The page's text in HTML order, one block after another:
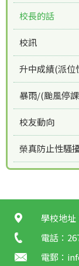
校長的話
校訊
升中成績(派位
暴雨/(颱風停
校友動向
榮真防止性騷
學校地址
電話：
電郵：